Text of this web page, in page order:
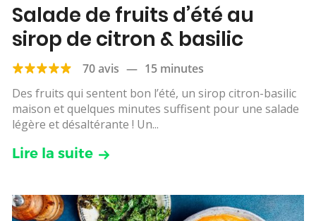
Salade de fruits d’été au
sirop de citron & basilic
70 avis — 15 minutes
Des fruits qui sentent bon l’été, un sirop citron-basilic
maison et quelques minutes suffisent pour une salade
légère et désaltérante ! Un...
Lire la suite